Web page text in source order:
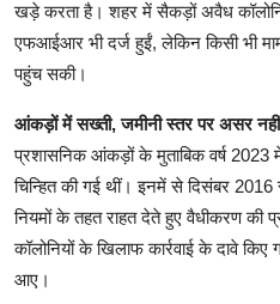
खड़े करता है। शहर में सैकड़ों अवैध
एफआईआर भी दर्ज हुईं, लेकिन किसी भी
पहुंच सकी।
आंकड़ों में सख्ती, जमीनी स्तर पर असर नहीं
प्रशासनिक आंकड़ों के मुताबिक वर्ष 2023
चिन्हित की गई थीं। इनमें से दिसंबर 2016
नियमों के तहत राहत देते हुए वैधीकरण की
कॉलोनियों के खिलाफ कार्रवाई के दावे किए
आए।